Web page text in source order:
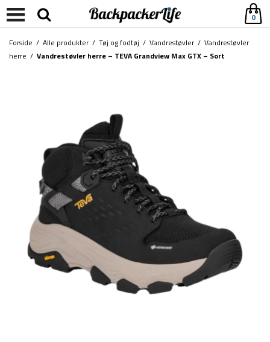
0
Forside / Alle produkter/ Tøj og fodtøj / Vandrestøvler/ Vandrestøvler
herre / Vandrestøvler herre – TEVA Grandview Max GTX – Sort